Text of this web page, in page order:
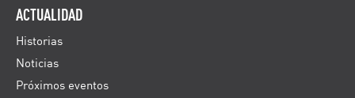
ACTUALIDAD
Historias
Noticias
Próximos eventos